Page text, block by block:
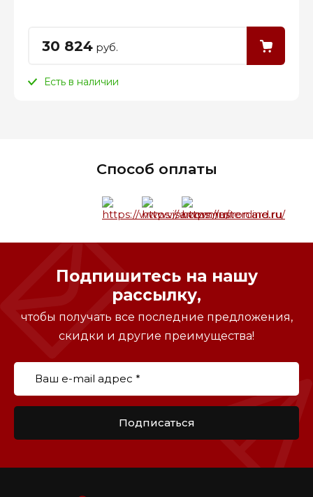
30 824 руб.
Есть в наличии
Способ оплаты
Подпишитесь на нашу
рассылку,
чтобы получать все последние предложения,
скидки и другие преимущества!
Подписаться